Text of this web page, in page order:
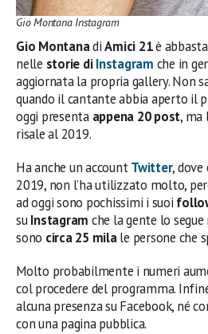
Gio Montana Instagram
Gio MontanadiAmici 21è
nelle storie diInstagram che in
aggiornata la propria gallery. Non
quando il cantante abbia aperto il
oggi presenta appena 20 post, ma
risale al 2019.
Ha anche un accountTwitter,
2019, non l’ha utilizzato molto,
ad oggi sono pochissimi i suoi
suInstagram che la gente lo
sono circa 25 milale persone che
Molto probabilmente i numeri
col procedere del programma.
alcuna presenza su Facebook, né
con una pagina pubblica.